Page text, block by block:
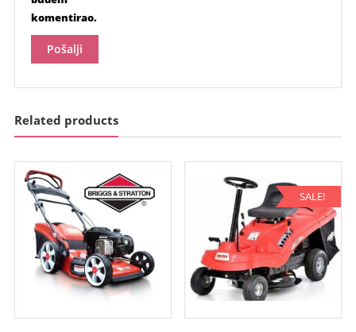
komentirao.
Related products
SALE!